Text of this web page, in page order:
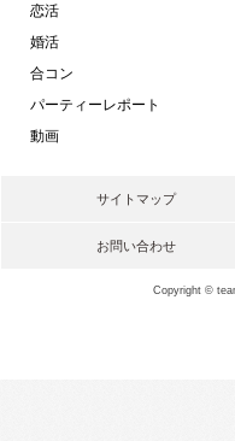
恋活
婚活
合コン
パーティーレポート
動画
サイトマップ
お問い合わせ
Copyright ©